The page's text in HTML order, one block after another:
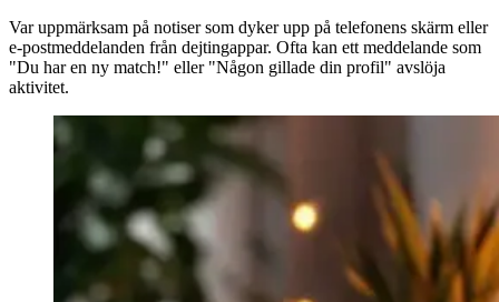
Var uppmärksam på notiser som dyker upp på telefonens skärm eller
e-postmeddelanden från dejtingappar. Ofta kan ett meddelande som
"Du har en ny match!" eller "Någon gillade din profil" avslöja
aktivitet.